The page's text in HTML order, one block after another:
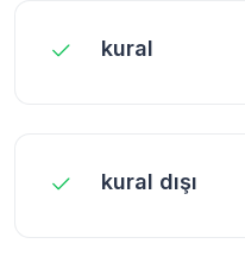
kural
kural dışı